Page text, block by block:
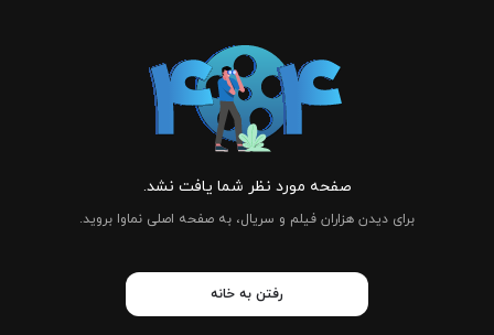
صفحه مورد نظر شما یافت نشد.
برای دیدن هزاران فیلم و سریال، به صفحه اصلی نماوا بروید.
رفتن به خانه